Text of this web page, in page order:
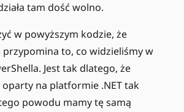
tam dość wolno.
w powyższym kodzie, że
to, co widzieliśmy w
Jest tak dlatego, że
oparty na platformie .NET tak
powodu mamy tę samą